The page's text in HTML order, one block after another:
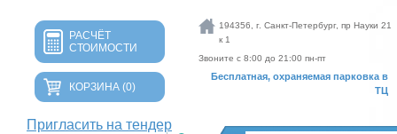
РАСЧЁТ
СТОИМОСТИ
КОРЗИНА (0)
Пригласить на тендер
194356, г. Санкт-Петербург, пр Науки 21
к 1
Звоните с 8:00 до 21:00 пн-пт
Бесплатная, охраняемая парковка в
ТЦ